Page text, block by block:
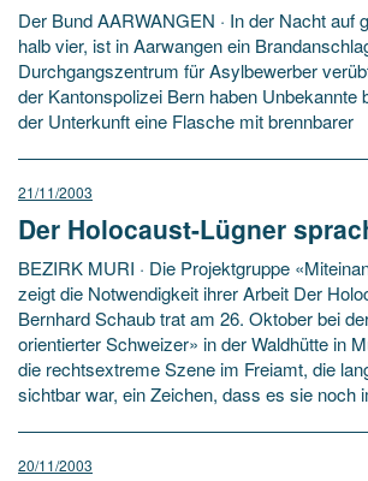
Der Bund AARWANGEN · In der Nacht auf
halb vier, ist in Aarwangen ein
Durchgangszentrum für Asylbewerber
der Kantonspolizei Bern haben Unbekannte
der Unterkunft eine Flasche mit brennbarer
21/11/2003
Der Holocaust-Lügner
BEZIRK MURI · Die Projektgruppe
zeigt die Notwendigkeit ihrer Arbeit Der
Bernhard Schaub trat am 26. Oktober bei
orientierter Schweizer» in der Waldhütte in
die rechtsextreme Szene im Freiamt, die
sichtbar war, ein Zeichen, dass es sie noch
20/11/2003